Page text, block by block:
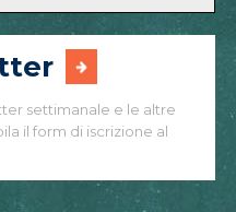
settimanale e le altre
il form di iscrizione al